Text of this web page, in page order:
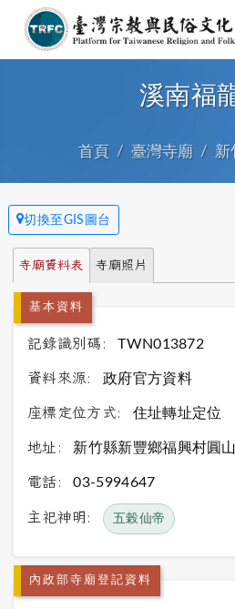
溪南福
首頁 臺灣寺廟 新
切換至GIS圖台
寺廟資料表 寺廟照片
基本資料
記錄識別碼: TWN013872
資料來源: 政府官方資料
座標定位方式: 住址轉址定位
地址: 新竹縣新豐鄉福興村圓
電話: 03-5994647
主祀神明: 五榖仙帝
內政部寺廟登記資料